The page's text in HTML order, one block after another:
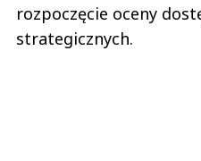
rozpoczęcie oceny
strategicznych.